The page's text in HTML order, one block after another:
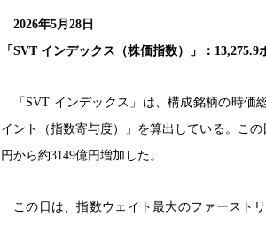
2026年5月28日
「SVT インデックス（株価指数）」：
「SVT インデックス」は、構成銘柄の時
イント（指数寄与度）」を算出している。こ
円から約3149億円増加した。
この日は、指数ウェイト最大のファースト